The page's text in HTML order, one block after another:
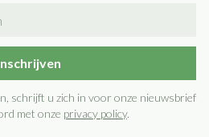
schrijft u zich in voor onze nieuwsbrief
met onze privacy policy.